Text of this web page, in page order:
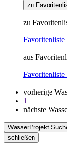
zu
zu
Favoritenliste
aus
Favoritenliste
vorherige
1
nächste
WasserProjekt
schließen